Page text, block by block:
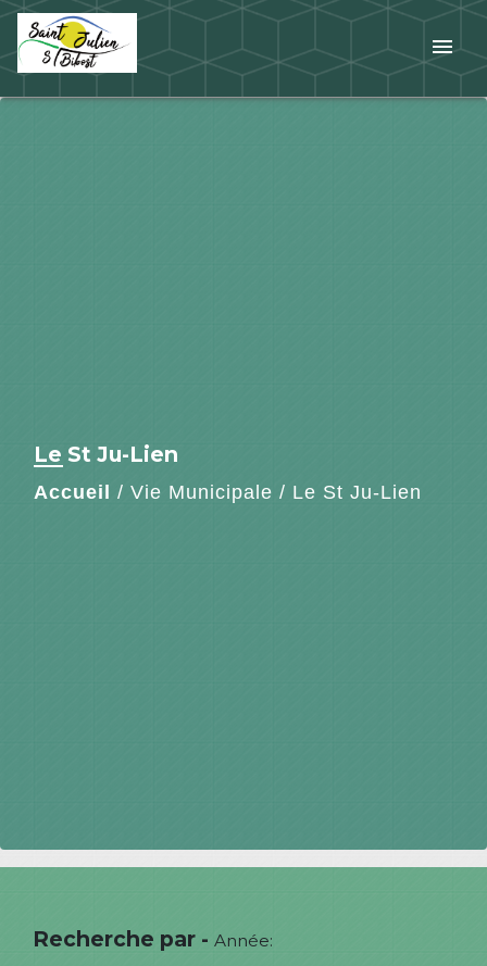
menu
Le St Ju-Lien
Accueil / Vie Municipale / Le St Ju-Lien
Recherche par - Année: